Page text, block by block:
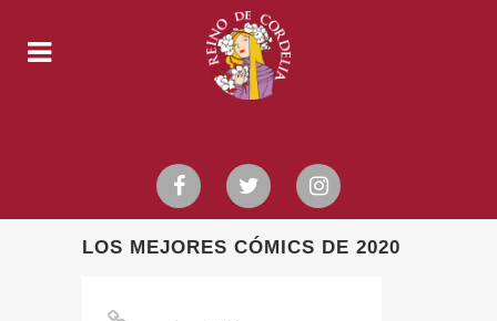
LOS MEJORES CÓMICS DE 2020